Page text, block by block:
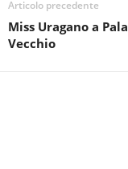
Articolo precedente
Miss Uragano a
Vecchio